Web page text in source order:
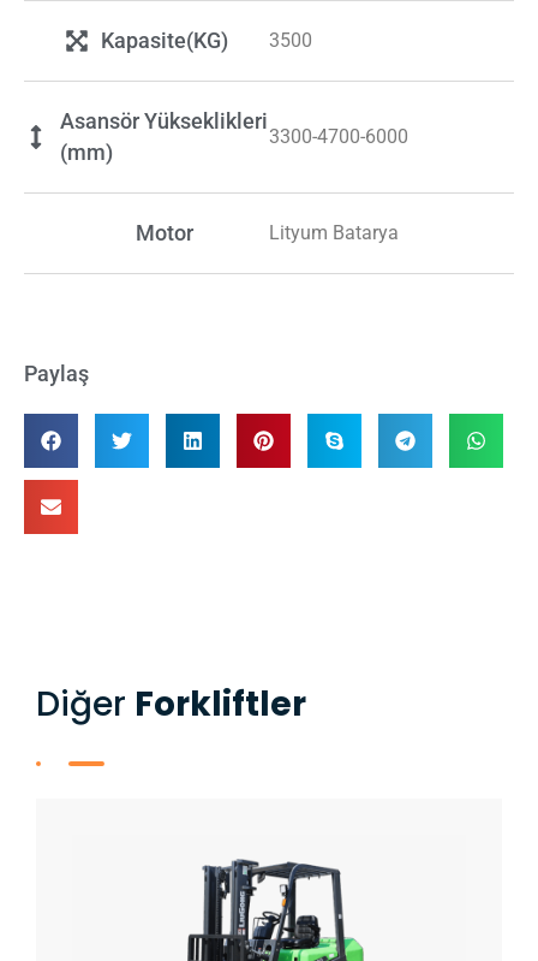
Kapasite(KG) 3500
Asansör Yükseklikleri
(mm)
3300-4700-6000
Motor Lityum Batarya
Paylaş
Diğer​ Forkliftler